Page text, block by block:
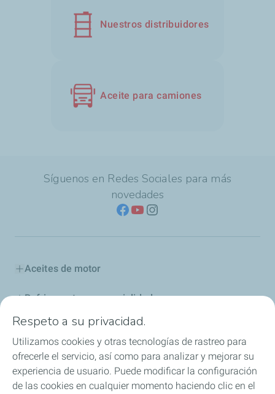
Nuestros distribuidores
Aceite para camiones
Síguenos en Redes Sociales para más
novedades
Aceites de motor
Refrigerantes y especialidades
Distribuidores
Sponsoring
Industria
Respeto a su privacidad.
Utilizamos cookies y otras tecnologías de rastreo para
ofrecerle el servicio, así como para analizar y mejorar su
experiencia de usuario. Puede modificar la configuración
de las cookies en cualquier momento haciendo clic en el